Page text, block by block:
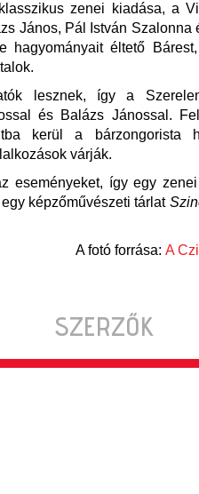
zenei kiadása, a
János, Pál István Szalonna
hagyományait éltető
lesznek, így a
és Balázs Jánossal.
kerül a bárzongorista
várják.
eseményeket, így egy
képzőművészeti tárlat
A fotó forrása: A
SZERZŐK